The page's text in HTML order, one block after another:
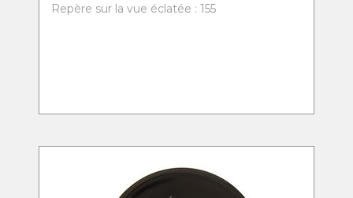
Repère sur la vue éclatée : 155